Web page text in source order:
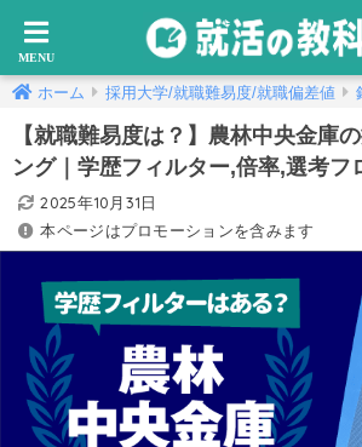
ホーム 採用大学/就職難易度/就職偏差値
【就職難易度は？】農林中央金庫
ング｜学歴フィルター,倍率,選考フ
2025年10月31日
本ページはプロモーションを含みます